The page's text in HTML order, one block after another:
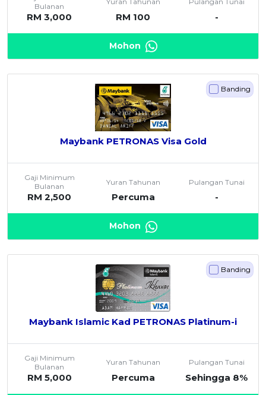
Bulanan
RM 3,000 RM 100 -
Mohon
Banding
Maybank PETRONAS Visa Gold
Gaji Minimum
Bulanan
RM 2,500
Yuran Tahunan
Percuma
Pulangan Tunai
-
Mohon
Banding
Maybank Islamic Kad PETRONAS Platinum-i
Gaji Minimum
Bulanan
RM 5,000
Yuran Tahunan
Percuma
Pulangan Tunai
Sehingga 8%